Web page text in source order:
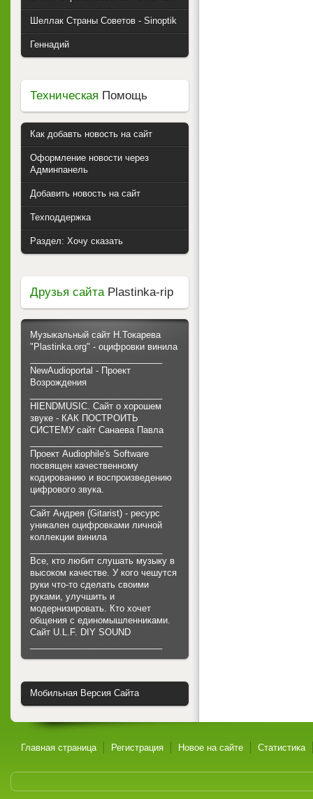
Шеллак Страны Советов - Sinoptik
Геннадий
Техническая Помощь
Как добавть новость на сайт
Оформление новости через
Админпанель
Добавить новость на сайт
Техподдержка
Раздел: Хочу сказать
Друзья сайтаPlastinka-rip
Музыкальный сайт Н.Токарева
"Plastinka.org" - оцифровки винила
NewAudioportal - Проект
Возрождения
HIENDMUSIC. Сайт о хорошем
звуке - КАК ПОСТРОИТЬ
СИСТЕМУ сайт Санаева Павла
Проект Audiophile's Software
посвящен качественному
кодированию и воспроизведению
цифрового звука.
Сайт Андрея (Gitarist) - ресурс
уникален оцифровками личной
коллекции винила
Все, кто любит слушать музыку в
высоком качестве. У кого чешутся
руки что-то сделать своими
руками, улучшить и
модернизировать. Кто хочет
общения с единомышленниками.
Cайт U.L.F. DIY SOUND
Мобильная Версия Сайта
Главная страница Регистрация Новое на сайте Статистика